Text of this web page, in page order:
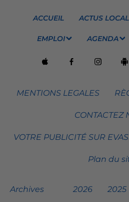
ACCUEIL ACTUS
EMPLOI AGENDA
MENTIONS LEGALES
CONTACTEZ
VOTRE PUBLICITÉ SUR
Plan du
Archives 2026 2025